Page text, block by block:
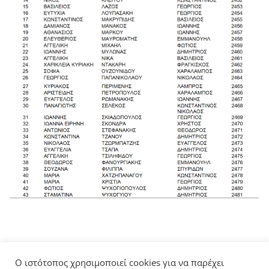
Ο ιστότοπος χρησιμοποιεί cookies για να παρέχει